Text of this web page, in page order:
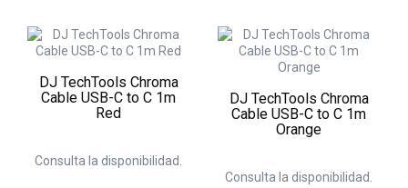
DJ TechTools Chroma
Cable USB-C to C 1m
Red
Consulta la disponibilidad.
DJ TechTools Chroma
Cable USB-C to C 1m
Orange
Consulta la disponibilidad.